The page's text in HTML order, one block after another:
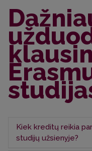
Kiek kreditų reikia
studijų užsienyje?